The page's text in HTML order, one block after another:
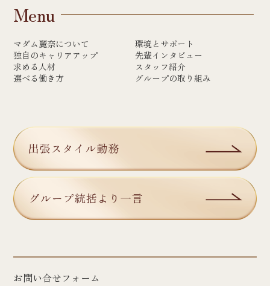
Menu
マダム麗奈について
独自のキャリアアップ
求める人材
選べる働き方
環境とサポート
先輩インタビュー
スタッフ紹介
グループの取り組み
お問い合せフォーム